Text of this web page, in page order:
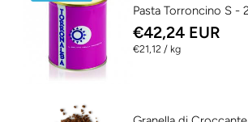
Pasta Torroncino S -
€42,24 EUR
€21,12 / per
kg